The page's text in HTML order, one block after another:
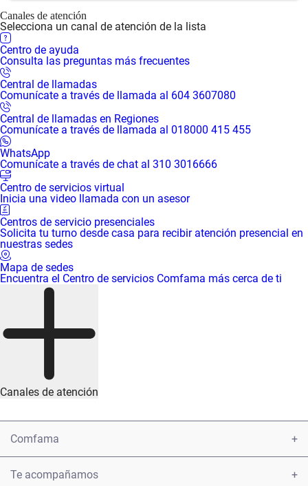
Canales de atención
Selecciona un canal de atención de la lista
Centro de ayuda
Consulta las preguntas más frecuentes
Central de llamadas
Comunícate a través de llamada al 604 3607080
Central de llamadas en Regiones
Comunícate a través de llamada al 018000 415 455
WhatsApp
Comunícate a través de chat al 310 3016666
Centro de servicios virtual
Inicia una video llamada con un asesor
Centros de servicio presenciales
Solicita tu turno desde casa para recibir atención presencial en
nuestras sedes
Mapa de sedes
Encuentra el Centro de servicios Comfama más cerca de ti
Canales de atención
Comfama
Te acompañamos